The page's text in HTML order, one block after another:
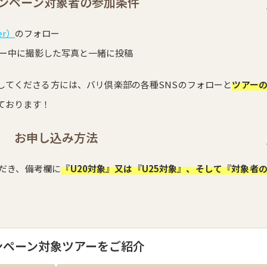
のフォロー
中に撮影した写真と一緒に投稿
てくださる方には、バリ倶楽部の各種SNSのフォローとツアー
ります！
お申し込み方法
き、備考欄に『U20対象』又は『U25対象』、そして『対象者
ーン対象ツアーをご紹介